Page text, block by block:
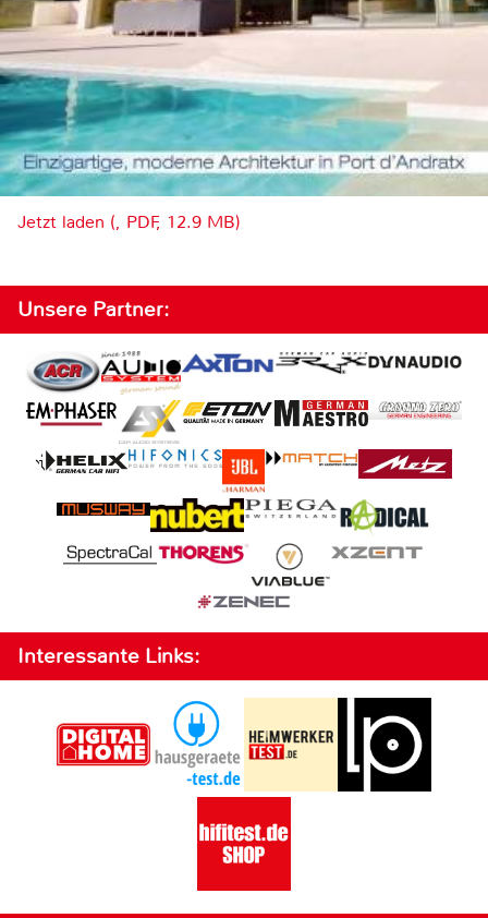
Jetzt laden (, PDF, 12.9 MB)
Unsere Partner:
Interessante Links: